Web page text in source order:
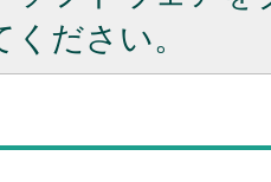
ださい。